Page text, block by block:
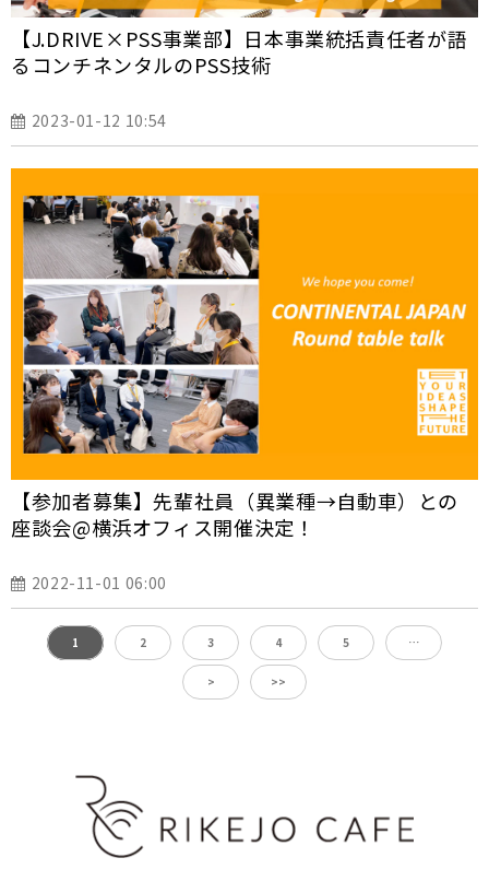
【J.DRIVE×PSS事業部】日本事業統括責任者が語
るコンチネンタルのPSS技術
2023-01-12 10:54
【参加者募集】先輩社員（異業種→自動車）との
座談会@横浜オフィス開催決定！
2022-11-01 06:00
1 2 3 4 5 …
> >>